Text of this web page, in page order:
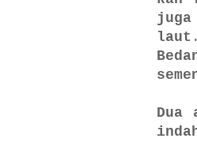
juga
laut
Dua